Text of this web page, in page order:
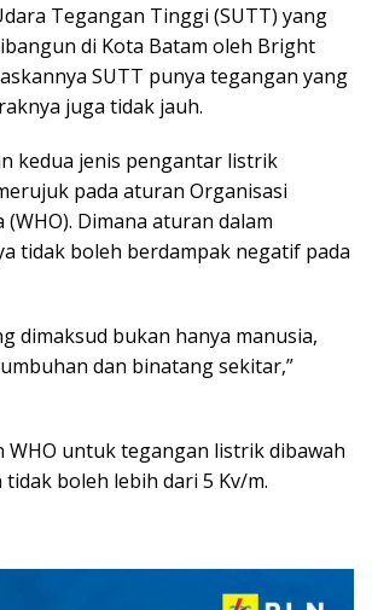
Tegangan Tinggi (SUTT) yang
di Kota Batam oleh Bright
SUTT punya tegangan yang
juga tidak jauh.
kedua jenis pengantar listrik
pada aturan Organisasi
(WHO). Dimana aturan dalam
tidak boleh berdampak negatif pada
dimaksud bukan hanya manusia,
dan binatang sekitar,”
WHO untuk tegangan listrik dibawah
boleh lebih dari 5 Kv/m.